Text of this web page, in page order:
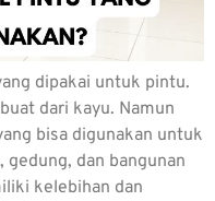
dipakai untuk pintu.
dari kayu. Namun
bisa digunakan untuk
dan bangunan
kelebihan dan